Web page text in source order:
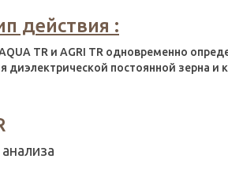
действия :
TR и AGRI TR одновременно
диэлектрической постоянной зерна и